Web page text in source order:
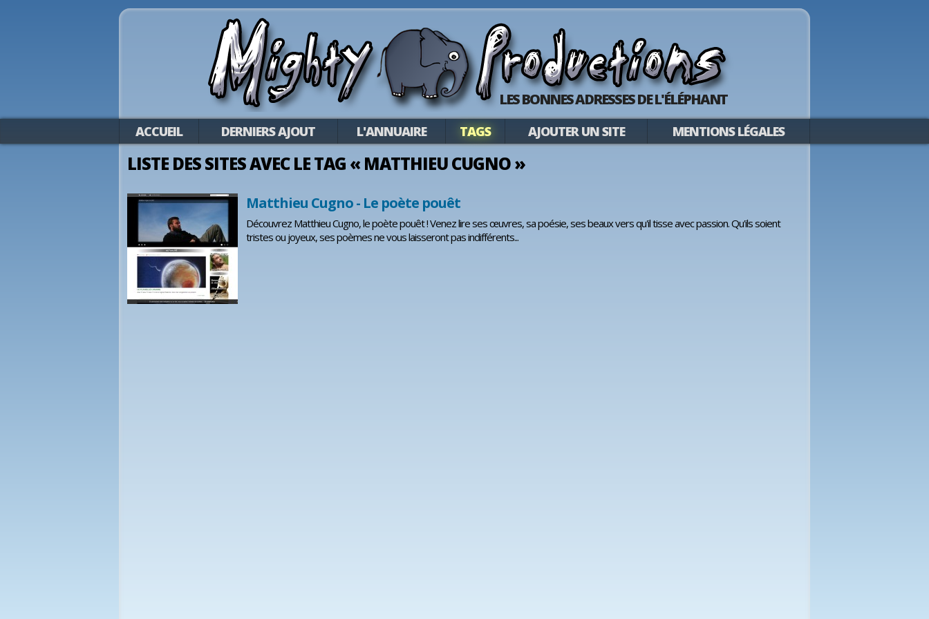
LES BONNES ADRESSES DE L'ÉLÉPHANT
ACCUEIL DERNIERS AJOUT L'ANNUAIRE TAGS AJOUTER UN SITE MENTIONS LÉGALES
LISTE DES SITES AVEC LE TAG « MATTHIEU CUGNO »
Matthieu Cugno - Le poète pouêt
Découvrez Matthieu Cugno, le poète pouêt ! Venez lire ses œuvres, sa poésie, ses beaux vers qu'il tisse avec passion. Qu'ils soient
tristes ou joyeux, ses poèmes ne vous laisseront pas indifférents...